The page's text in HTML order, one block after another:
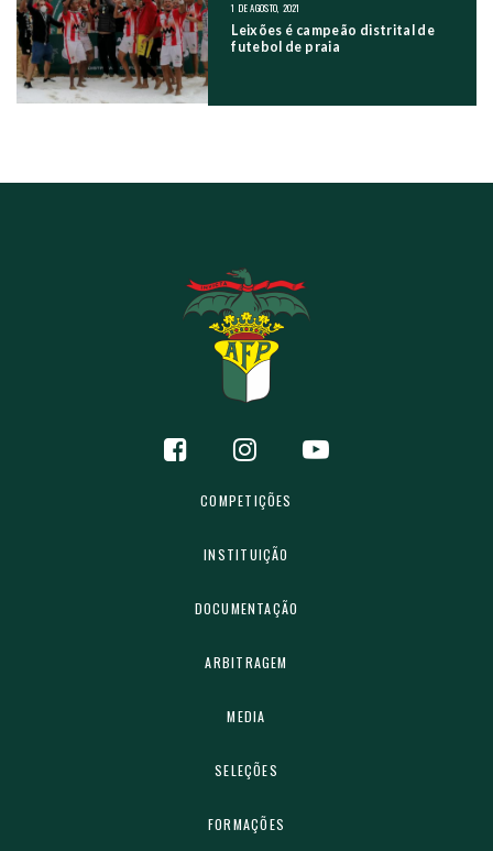
1 DE AGOSTO, 2021
Leixões é campeão distrital de
futebol de praia
COMPETIÇÕES
INSTITUIÇÃO
DOCUMENTAÇÃO
ARBITRAGEM
MEDIA
SELEÇÕES
FORMAÇÕES